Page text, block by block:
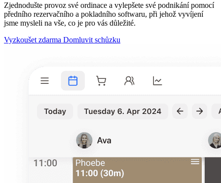
Zjednodušte provoz své ordinace a vylepšete své podnikání pomocí
předního rezervačního a pokladního softwaru, při jehož vyvíjení
jsme mysleli na vše, co je pro vás důležité.
Vyzkoušet zdarma Domluvit schůzku